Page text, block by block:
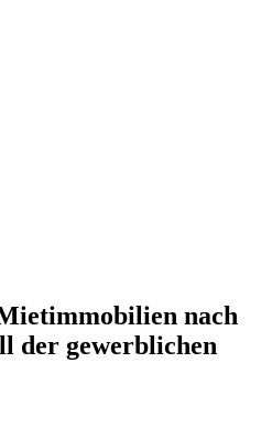
nach
der gewerblichen